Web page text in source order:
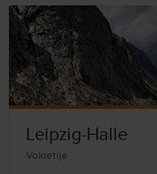
Leipzig-Halle
Vokietija